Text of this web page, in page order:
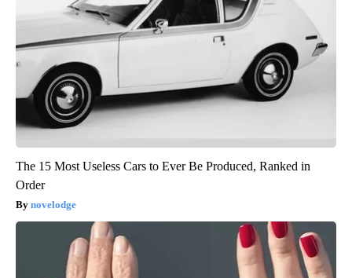
The 15 Most Useless Cars to Ever Be Produced, Ranked in
Order
novelodge